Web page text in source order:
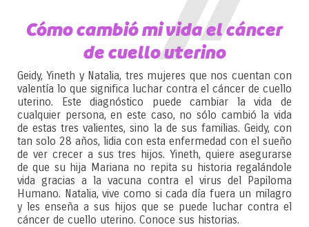
Cómo cambió mi vida el cáncer
de cuello uterino
Geidy, Yineth y Natalia, tres mujeres que nos cuentan con
valentía lo que significa luchar contra el cáncer de cuello
uterino. Este diagnóstico puede cambiar la vida de
cualquier persona, en este caso, no sólo cambió la vida
de estas tres valientes, sino la de sus familias. Geidy, con
tan solo 28 años, lidia con esta enfermedad con el sueño
de ver crecer a sus tres hijos. Yineth, quiere asegurarse
de que su hija Mariana no repita su historia regalándole
vida gracias a la vacuna contra el virus del Papiloma
Humano. Natalia, vive como si cada día fuera un milagro
y les enseña a sus hijos que se puede luchar contra el
cáncer de cuello uterino. Conoce sus historias.